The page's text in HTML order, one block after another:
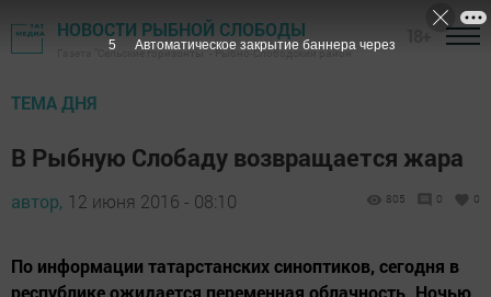
НОВОСТИ РЫБНОЙ СЛОБОДЫ
Газета "Сельские горизонты" - Рыбно-Слободский район
ТЕМА ДНЯ
В Рыбную Слобаду возвращается жара
автор, 12 июня 2016 - 08:10 805 0 0
По информации татарстанских синоптиков, сегодня в
республике ожидается переменная облачность. Ночью
4 Автоматическое закрытие баннера через